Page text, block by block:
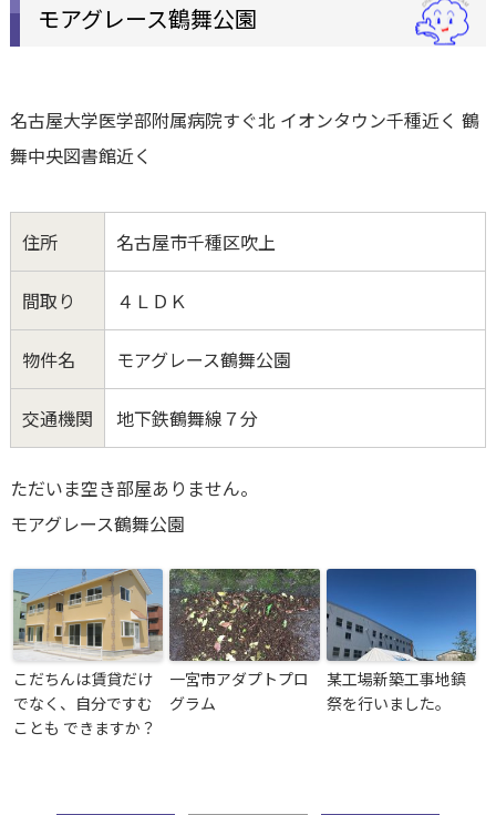
モアグレース鶴舞公園
名古屋大学医学部附属病院すぐ北 イオンタウン千種近く 鶴
舞中央図書館近く
住所 名古屋市千種区吹上
間取り ４ＬＤＫ
物件名 モアグレース鶴舞公園
交通機関 地下鉄鶴舞線７分
ただいま空き部屋ありません。
モアグレース鶴舞公園
こだちんは賃貸だけ
でなく、自分ですむ
ことも できますか？
一宮市アダプトプロ
グラム
某工場新築工事地鎮
祭を行いました。